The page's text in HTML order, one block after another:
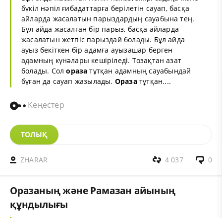
бүкіл нәпіл ғибадаттарға берілетін сауап, басқа
айларда жасалатын парыздардың сауабына тең.
Бұл айда жасалған бір парыз, басқа айларда
жасалатын жетпіс парыздай болады. Бұл айда
ауыз бекіткен бір адамға ауызашар берген
адамның күнәлары кешіріледі. Тозақтан азат
болады. Солораза тұтқан адамның сауабындай
бұған да сауап жазылады. Оразатұтқан....
Кеңестер
ТОЛЫҚ
ZHARAR 0
4 037
Оразаның және Рамазан айының
құндылығы